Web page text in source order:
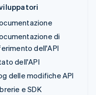
di
dell'API
dell'API
delle modifiche API
e SDK